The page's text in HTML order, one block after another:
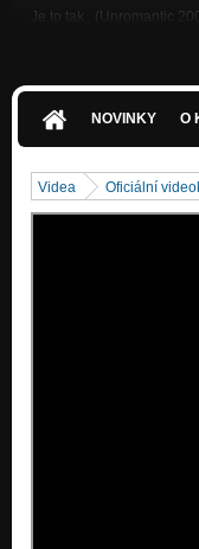
Je to tak.. (Unromantic
Cokoliv (Street Kids 2006)
Vláda (Street Kids 2006)
NOVINKY O
Videa Oficiální